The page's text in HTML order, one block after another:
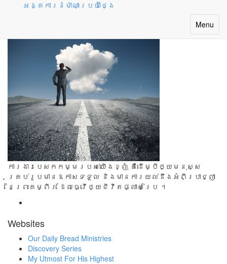
អង្គការនំម៉ាណាប្រចាំថ្ងៃ
Toggle
Menu
ការងារ​បេសក​កម្ម​របស់​យើង​ខ្ញុំ គឺ​ដើម្បី​ឲ្យ​មនុស្ស​
គ្រប់​រូប​មាន​ឱកាស​ទទួល និង​មាន​ការ​យល់​ដឹង​អំពីប្រាជ្ញា​
នៃ​ព្រះ​គម្ពីរ ដែល​ធ្វើ​ឲ្យ​ជីវិត​ផ្លាស់​ប្រែ ។​
Websites
Our Daily Bread Ministries
Discovery Series
My Utmost For His Highest